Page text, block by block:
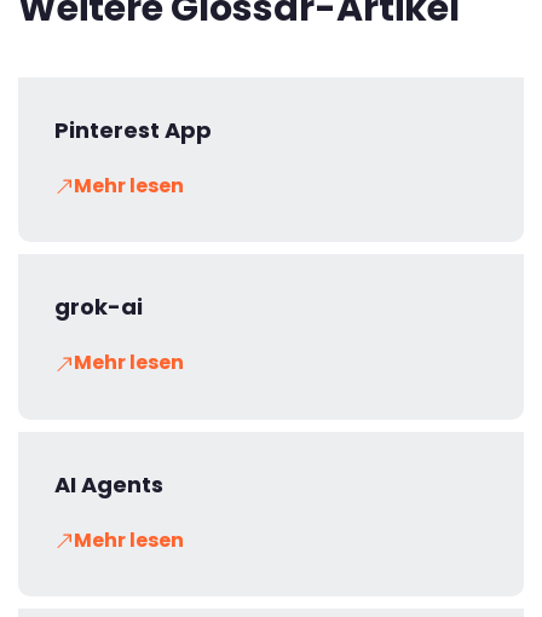
Pinterest App
Mehr lesen
grok-ai
Mehr lesen
AI Agents
Mehr lesen